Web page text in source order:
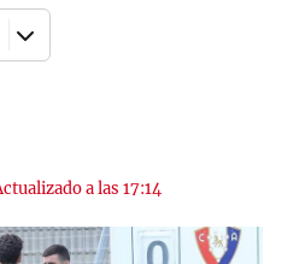
a las 17:14